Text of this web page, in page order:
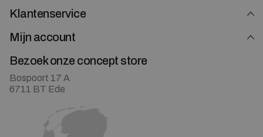
Klantenservice
Mijn account
Bezoek onze concept store
Bospoort 17 A
6711 BT Ede